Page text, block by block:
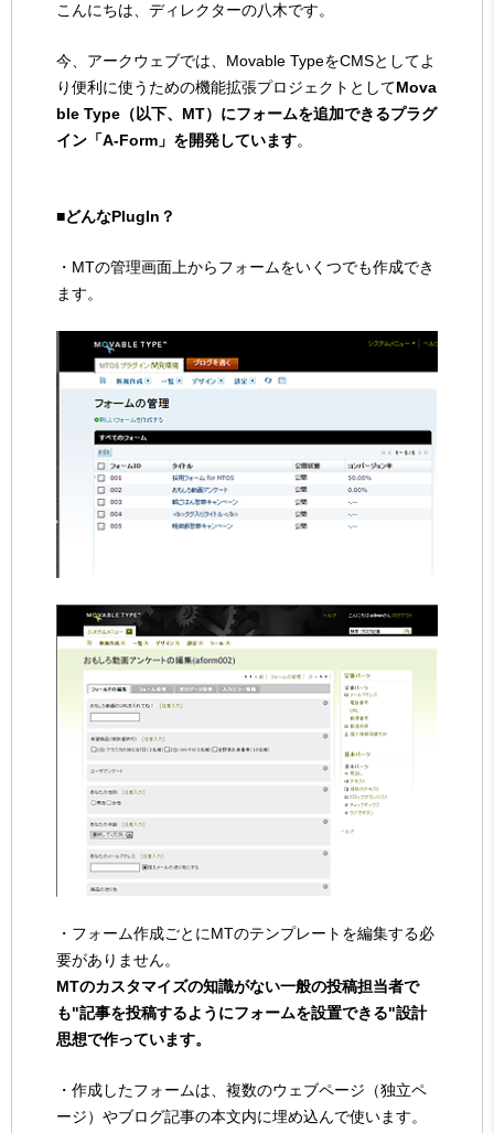
こんにちは、ディレクターの八木です。
今、アークウェブでは、Movable TypeをCMSとしてよ
り便利に使うための機能拡張プロジェクトとしてMova
ble Type（以下、MT）にフォームを追加できるプラグ
イン「A-Form」を開発しています。
■どんなPlugIn？
・MTの管理画面上からフォームをいくつでも作成でき
ます。
・フォーム作成ごとにMTのテンプレートを編集する必
要がありません。
MTのカスタマイズの知識がない一般の投稿担当者で
も"記事を投稿するようにフォームを設置できる"設計
思想で作っています。
・作成したフォームは、複数のウェブページ（独立ペ
ージ）やブログ記事の本文内に埋め込んで使います。